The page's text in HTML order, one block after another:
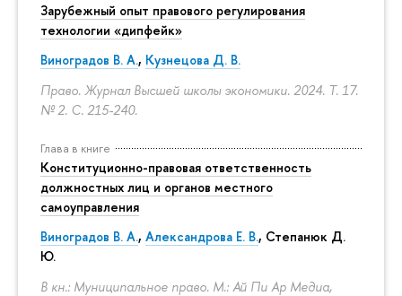
Зарубежный опыт правового регулирования
технологии «дипфейк»
Виноградов В. А., Кузнецова Д. В.
Право. Журнал Высшей школы экономики. 2024. Т. 17.
№ 2. С. 215-240.
Глава в книге
Конституционно-правовая ответственность
должностных лиц и органов местного
самоуправления
Виноградов В. А., Александрова Е. В., Степанюк Д.
Ю.
В кн.: Муниципальное право. М.: Ай Пи Ар Медиа,